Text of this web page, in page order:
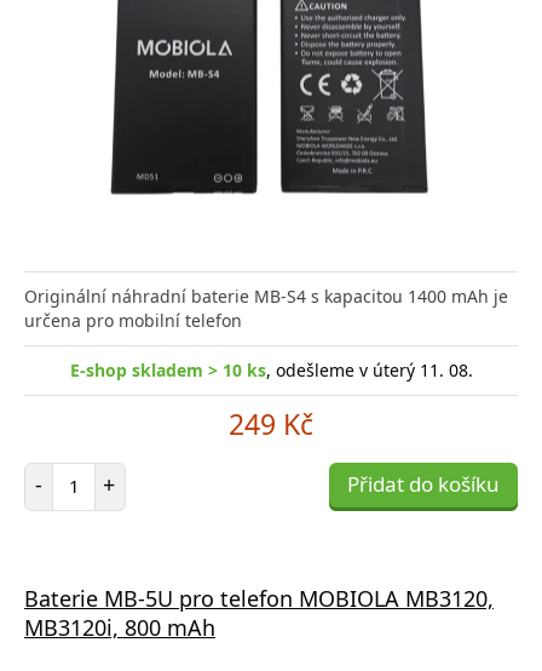
Originální náhradní baterie MB-S4 s kapacitou 1400 mAh je
určena pro mobilní telefon
E-shop skladem > 10 ks, odešleme v úterý 11. 08.
249 Kč
- Počet položek
+ Přidat do košíku
Baterie MB-5U pro telefon MOBIOLA MB3120,
MB3120i, 800 mAh